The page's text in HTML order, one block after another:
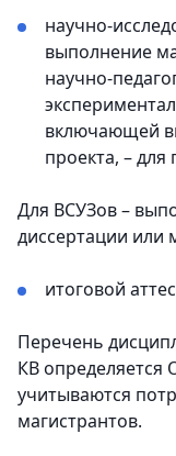
научно-
выполнение
научно-
включающей
проекта, –
Для ВСУЗов –
диссертации или
итоговой
Перечень
КВ
учитываются
магистрантов.